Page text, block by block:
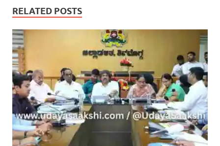
RELATED POSTS